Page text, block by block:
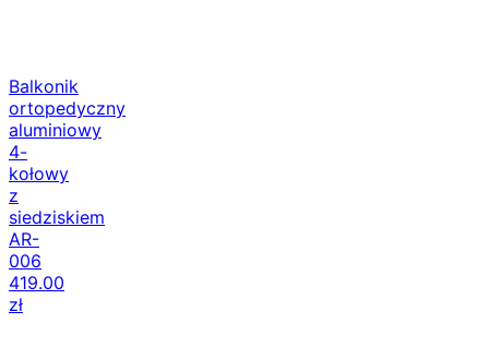
Balkonik
ortopedyczny
aluminiowy
4-
kołowy
z
siedziskiem
AR-
006
419.00
zł